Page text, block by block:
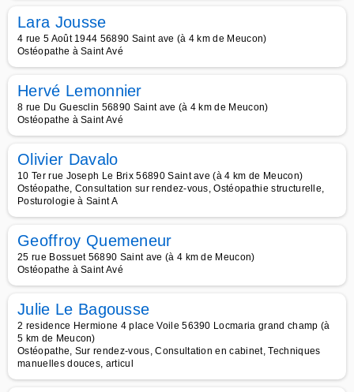
Lara Jousse
4 rue 5 Août 1944 56890 Saint ave (à 4 km de Meucon)
Ostéopathe à Saint Avé
Hervé Lemonnier
8 rue Du Guesclin 56890 Saint ave (à 4 km de Meucon)
Ostéopathe à Saint Avé
Olivier Davalo
10 Ter rue Joseph Le Brix 56890 Saint ave (à 4 km de Meucon)
Ostéopathe, Consultation sur rendez-vous, Ostéopathie structurelle,
Posturologie à Saint A
Geoffroy Quemeneur
25 rue Bossuet 56890 Saint ave (à 4 km de Meucon)
Ostéopathe à Saint Avé
Julie Le Bagousse
2 residence Hermione 4 place Voile 56390 Locmaria grand champ (à
5 km de Meucon)
Ostéopathe, Sur rendez-vous, Consultation en cabinet, Techniques
manuelles douces, articul